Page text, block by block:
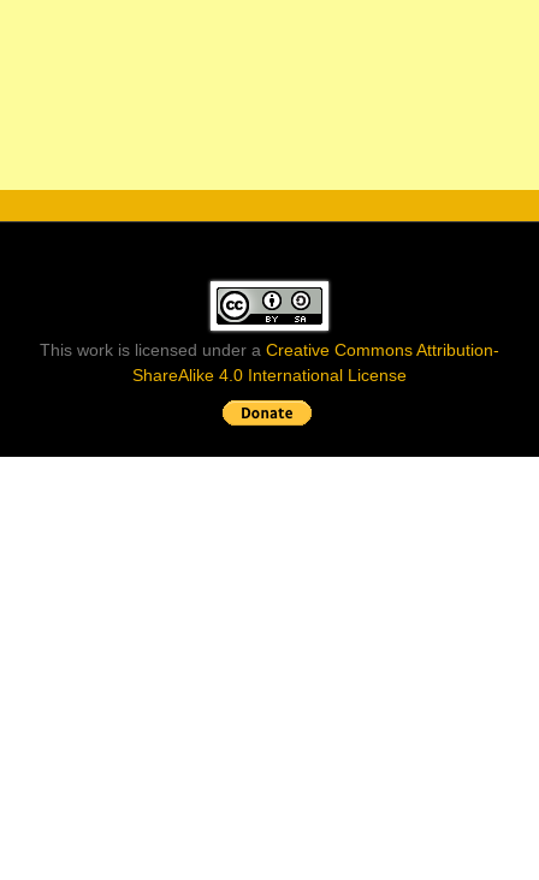
This work is licensed under a Creative Commons Attribution-
ShareAlike 4.0 International License